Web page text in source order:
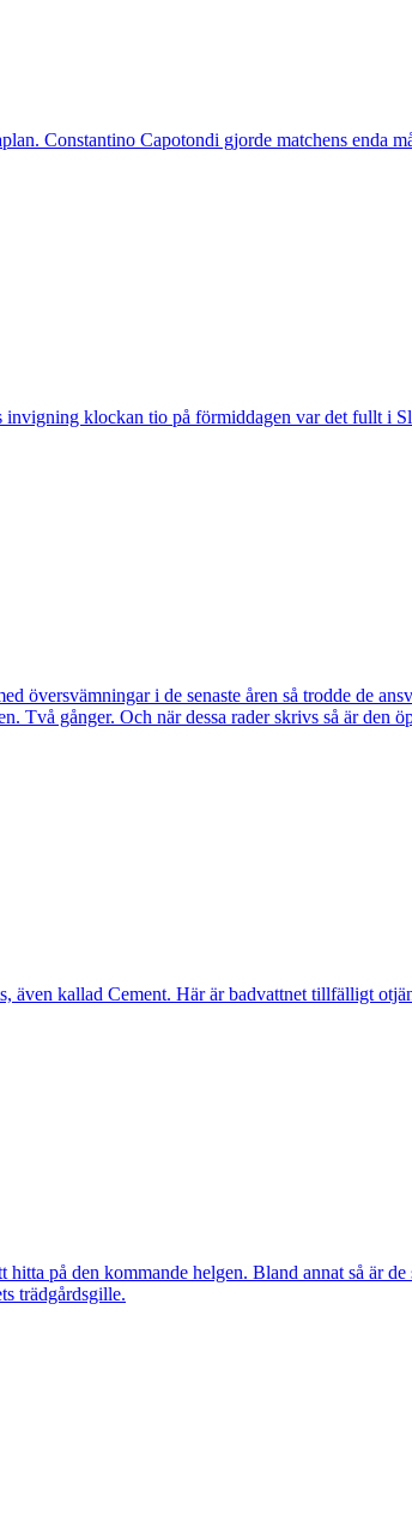
Constantino Capotondi gjorde matchens enda
klockan tio på förmiddagen var det fullt i
i de senaste åren så trodde de
Två gånger. Och när dessa rader skrivs så är den
även kallad Cement. Här är badvattnet tillfälligt
på den kommande helgen. Bland annat så är
trädgårdsgille.